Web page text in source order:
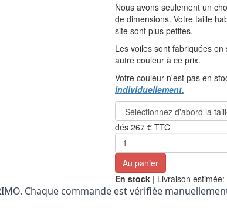
Nous avons seulement un
de dimensions. Votre taille
site sont plus petites.
Les voiles sont fabriquées
autre couleur à ce prix.
Votre couleur n'est pas en
individuellement.
dés 267 € TTC
Au panier
En stock | Livraison estimée:
Chaque commande est vérifiée